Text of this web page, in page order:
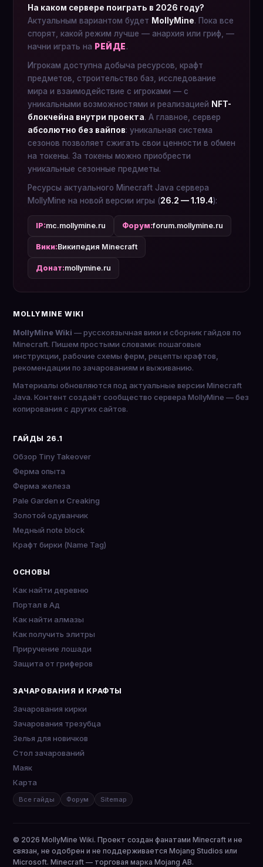
На каком сервере поиграть в 2026 году?
Актуальным вариантом будет MollyMine. Пока все
спорят, какой режим лучше — анархия или гриф, —
начни играть на РЕЙДЕ.
Игрокам доступна добыча ресурсов, крафт
предметов, строительство баз, исследование
мира и взаимодействие с игроками — с
уникальными возможностями и реализацией NFT-
блокчейна внутри проекта. А главное, сервер
абсолютно без вайпов: уникальная система
сезонов позволяет сжигать свои ценности в обмен
на токены. За токены можно приобрести
уникальные сезонные предметы.
Ресурсы актуального Minecraft Java сервера
MollyMine на новой версии игры (26.2 — 1.19.4):
IP:mc.mollymine.ru Форум:forum.mollymine.ru
Вики:Википедия Minecraft
Донат:mollymine.ru
MOLLYMINE WIKI
MollyMine Wiki — русскоязычная вики и сборник гайдов по
Minecraft. Пишем простыми словами: пошаговые
инструкции, рабочие схемы ферм, рецепты крафтов,
рекомендации по зачарованиям и выживанию.
Материалы обновляются под актуальные версии Minecraft
Java. Контент создаёт сообщество сервера MollyMine — без
копирования с других сайтов.
ГАЙДЫ 26.1
Обзор Tiny Takeover
Ферма опыта
Ферма железа
Pale Garden и Creaking
Золотой одуванчик
Медный note block
Крафт бирки (Name Tag)
ОСНОВЫ
Как найти деревню
Портал в Ад
Как найти алмазы
Как получить элитры
Приручение лошади
Защита от гриферов
ЗАЧАРОВАНИЯ И КРАФТЫ
Зачарования кирки
Зачарования трезубца
Зелья для новичков
Стол зачарований
Маяк
Карта
Все гайды Форум Sitemap
© 2026 MollyMine Wiki. Проект создан фанатами Minecraft и не
связан, не одобрен и не поддерживается Mojang Studios или
Microsoft. Minecraft — торговая марка Mojang AB.